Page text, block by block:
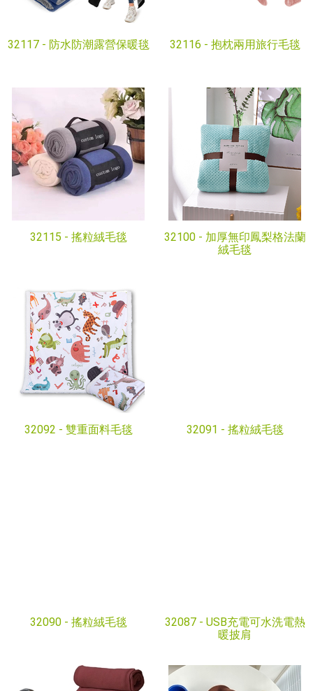
32117 - 防水防潮露營保暖毯 32116 - 抱枕兩用旅行毛毯
32115 - 搖粒絨毛毯 32100 - 加厚無印鳳梨格法蘭
絨毛毯
32092 - 雙重面料毛毯 32091 - 搖粒絨毛毯
32090 - 搖粒絨毛毯 32087 - USB充電可水洗電熱
暖披肩